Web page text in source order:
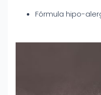
Fórmula hipo-